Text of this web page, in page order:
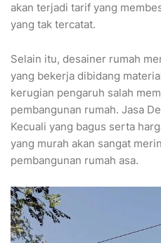
akan terjadi tarif yang
yang tak tercatat.
Selain itu, desainer rumah
yang bekerja dibidang
kerugian pengaruh salah
pembangunan rumah. Jasa
Kecuali yang bagus serta
yang murah akan sangat
pembangunan rumah asa.